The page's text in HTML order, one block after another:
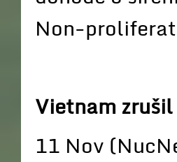
Non-
Vietnam
11 Nov